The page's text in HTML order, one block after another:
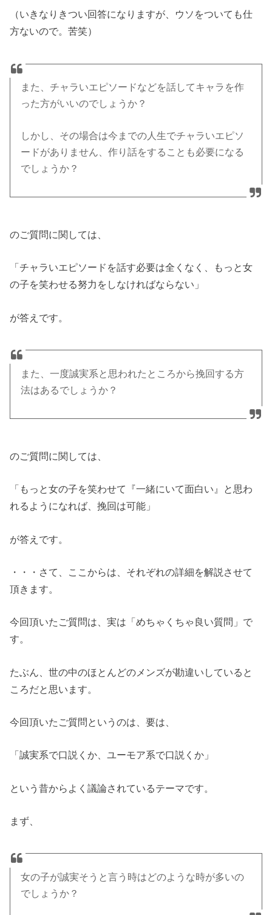
（いきなりきつい回答になりますが、ウソをついても仕
方ないので。苦笑）
また、チャラいエピソードなどを話してキャラを作
った方がいいのでしょうか？
しかし、その場合は今までの人生でチャラいエピソ
ードがありません、作り話をすることも必要になる
でしょうか？
のご質問に関しては、
「チャラいエピソードを話す必要は全くなく、もっと女
の子を笑わせる努力をしなければならない」
が答えです。
また、一度誠実系と思われたところから挽回する方
法はあるでしょうか？
のご質問に関しては、
「もっと女の子を笑わせて『一緒にいて面白い』と思わ
れるようになれば、挽回は可能」
が答えです。
・・・さて、ここからは、それぞれの詳細を解説させて
頂きます。
今回頂いたご質問は、実は「めちゃくちゃ良い質問」で
す。
たぶん、世の中のほとんどのメンズが勘違いしていると
ころだと思います。
今回頂いたご質問というのは、要は、
「誠実系で口説くか、ユーモア系で口説くか」
という昔からよく議論されているテーマです。
まず、
女の子が誠実そうと言う時はどのような時が多いの
でしょうか？